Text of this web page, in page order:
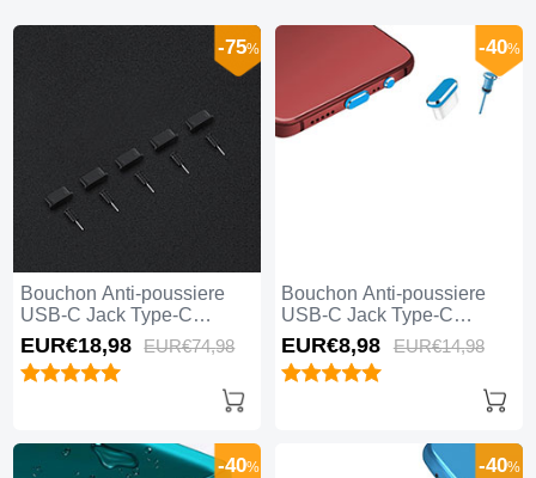
Bouchon Anti-poussiere
USB-C Jack Type-C
Universel 5PCS H02 pour
Apple iPhone 15 Pro Max
Noir
-75%
EUR€18,98 EUR€74,98
Bouchon Anti-poussiere
USB-C Jack Type-C
Universel H17 pour Apple
iPhone 15 Pro Max Bleu
-40%
EUR€8,98 EUR€14,98
-40% -40%